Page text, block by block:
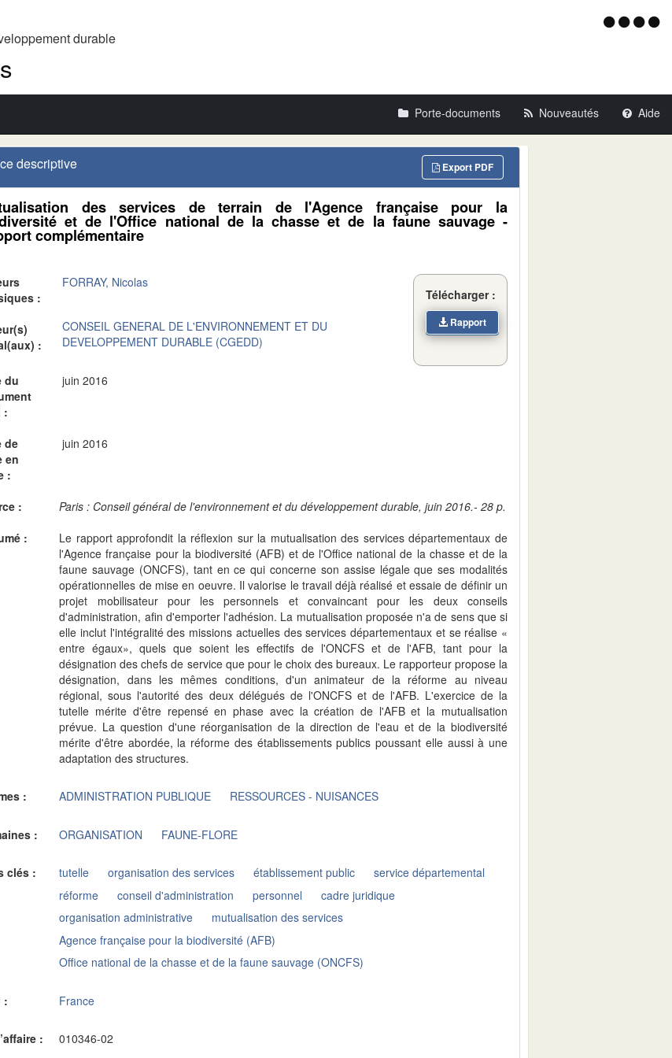
durable Menu
Porte-documents Nouveautés Aide
descriptive Export PDF
des services de terrain de l'Agence française pour la
et de l'Office national de la chasse et de la faune sauvage -
complémentaire
:
FORRAY, Nicolas
:
CONSEIL GENERAL DE L'ENVIRONNEMENT ET DU
DEVELOPPEMENT DURABLE (CGEDD)
du
:
juin 2016
de
en
:
juin 2016
Télécharger :
Rapport
:
Paris : Conseil général de l'environnement et du développement durable, juin 2016.- 28 p.
:
Le rapport approfondit la réflexion sur la mutualisation des services départementaux de
l'Agence française pour la biodiversité (AFB) et de l'Office national de la chasse et de la
faune sauvage (ONCFS), tant en ce qui concerne son assise légale que ses modalités
opérationnelles de mise en oeuvre. Il valorise le travail déjà réalisé et essaie de définir un
projet mobilisateur pour les personnels et convaincant pour les deux conseils
d'administration, afin d'emporter l'adhésion. La mutualisation proposée n'a de sens que si
elle inclut l'intégralité des missions actuelles des services départementaux et se réalise «
entre égaux», quels que soient les effectifs de l'ONCFS et de l'AFB, tant pour la
désignation des chefs de service que pour le choix des bureaux. Le rapporteur propose la
désignation, dans les mêmes conditions, d'un animateur de la réforme au niveau
régional, sous l'autorité des deux délégués de l'ONCFS et de l'AFB. L'exercice de la
tutelle mérite d'être repensé en phase avec la création de l'AFB et la mutualisation
prévue. La question d'une réorganisation de la direction de l'eau et de la biodiversité
mérite d'être abordée, la réforme des établissements publics poussant elle aussi à une
adaptation des structures.
: ADMINISTRATION PUBLIQUE RESSOURCES - NUISANCES
: ORGANISATION FAUNE-FLORE
clés : tutelle organisation des services établissement public
service départemental
réforme
conseil d'administration personnel
cadre juridique
organisation administrative
mutualisation des services
Agence française pour la biodiversité (AFB)
Office national de la chasse et de la faune sauvage (ONCFS)
: France
: 010346-02